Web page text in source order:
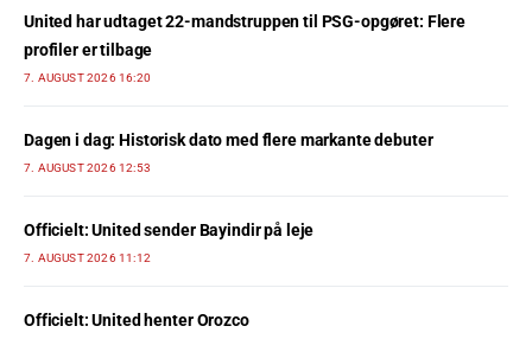
United har udtaget 22-mandstruppen til PSG-opgøret: Flere
profiler er tilbage
7. AUGUST 2026 16:20
Dagen i dag: Historisk dato med flere markante debuter
7. AUGUST 2026 12:53
Officielt: United sender Bayindir på leje
7. AUGUST 2026 11:12
Officielt: United henter Orozco